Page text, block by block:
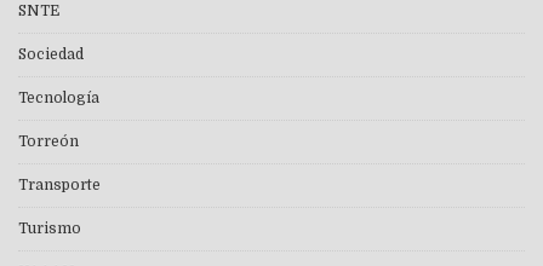
SNTE
Sociedad
Tecnología
Torreón
Transporte
Turismo